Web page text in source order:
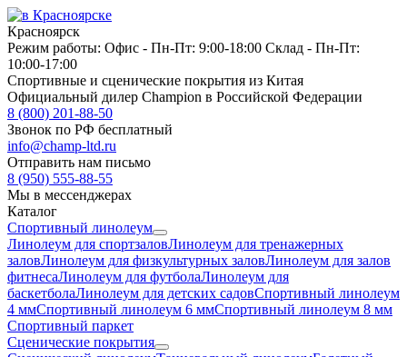
Красноярск
Режим работы: Офис - Пн-Пт: 9:00-18:00 Склад - Пн-Пт:
10:00-17:00
Спортивные и сценические покрытия из Китая
Официальный дилер Champion в Российской Федерации
8 (800) 201-88-50
Звонок по РФ бесплатный
info@champ-ltd.ru
Отправить нам письмо
8 (950) 555-88-55
Мы в мессенджерах
Каталог
Спортивный линолеум
Линолеум для спортзаловЛинолеум для тренажерных
заловЛинолеум для физкультурных заловЛинолеум для залов
фитнесаЛинолеум для футболаЛинолеум для
баскетболаЛинолеум для детских садовСпортивный линолеум
4 ммСпортивный линолеум 6 ммСпортивный линолеум 8 мм
Спортивный паркет
Сценические покрытия